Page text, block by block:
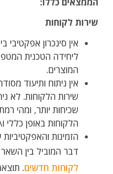
שירות לקוחות​
אין סינכרון אפקטיבי
ליחידה הטכנית
המוצרים.
אין ניתוח ותיעוד
שירות הלקוחות. לא
שכיחות יותר, ומהי
הלקוחות באופן כללי
הזמינות
דבר המוביל בין
לקוחות חדשים.